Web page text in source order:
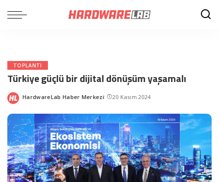
TOPLANTI
Türkiye güçlü bir dijital dönüşüm yaşamalı
Posted
HardwareLab Haber Merkezi 20 Kasım 2024